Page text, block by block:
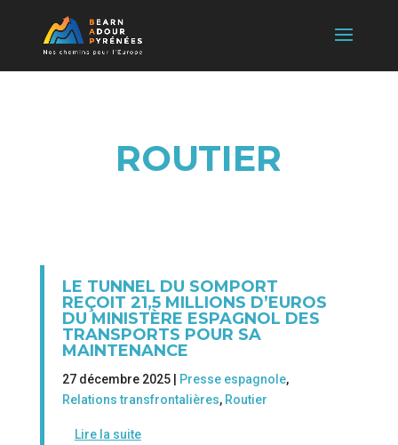
ROUTIER
LE TUNNEL DU SOMPORT
REÇOIT 21,5 MILLIONS D’EUROS
DU MINISTÈRE ESPAGNOL DES
TRANSPORTS POUR SA
MAINTENANCE
27 décembre 2025 | Presse espagnole,
Relations transfrontalières, Routier
Lire la suite